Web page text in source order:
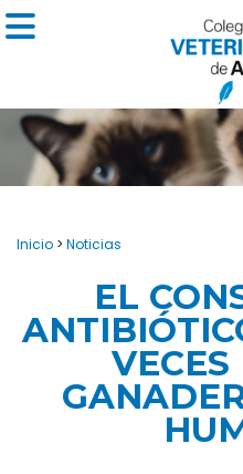
Inicio > Noticias
EL